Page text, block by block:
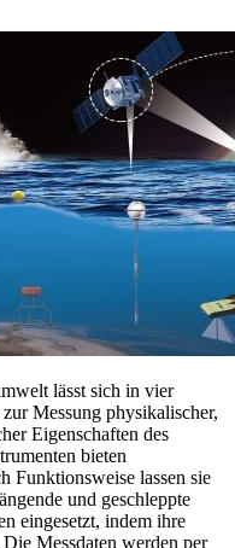
lässt sich in vier
Messung physikalischer,
Eigenschaften des
bieten
Funktionsweise lassen sie
und geschleppte
eingesetzt, indem ihre
Messdaten werden per